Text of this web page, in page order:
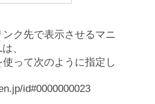
ク先で表示させるマニ
、
って次のように指定し
id#0000000023